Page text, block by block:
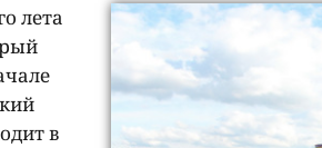
лета
в